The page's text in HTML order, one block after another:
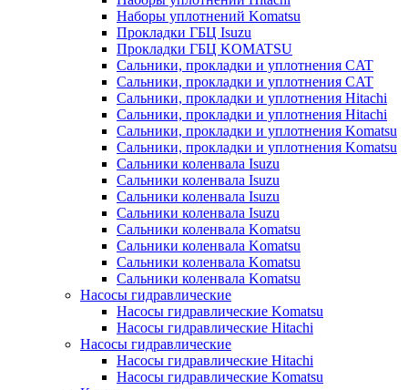
Наборы уплотнений Komatsu
Прокладки ГБЦ Isuzu
Прокладки ГБЦ KOMATSU
Сальники, прокладки и уплотнения CAT
Сальники, прокладки и уплотнения CAT
Сальники, прокладки и уплотнения Hitachi
Сальники, прокладки и уплотнения Hitachi
Сальники, прокладки и уплотнения Komatsu
Сальники, прокладки и уплотнения Komatsu
Сальники коленвала Isuzu
Сальники коленвала Isuzu
Сальники коленвала Isuzu
Сальники коленвала Isuzu
Сальники коленвала Komatsu
Сальники коленвала Komatsu
Сальники коленвала Komatsu
Сальники коленвала Komatsu
Насосы гидравлические
Насосы гидравлические Komatsu
Насосы гидравлические Hitachi
Насосы гидравлические
Насосы гидравлические Hitachi
Насосы гидравлические Komatsu